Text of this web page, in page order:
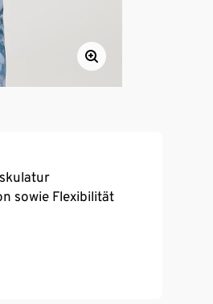
sowie Flexibilität